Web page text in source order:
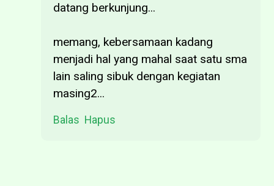
datang berkunjung...
memang, kebersamaan kadang
menjadi hal yang mahal saat satu sma
lain saling sibuk dengan kegiatan
masing2...
Balas Hapus